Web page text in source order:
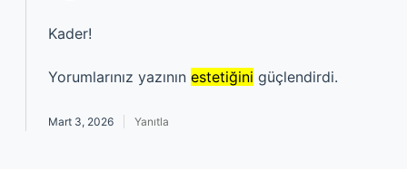
Kader!
Yorumlarınız yazının estetiğini güçlendirdi.
Mart 3, 2026 Yanıtla